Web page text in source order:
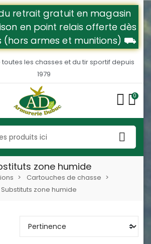
retrait gratuit en magasin
en point relais offerte dès
(hors armes et munitions) ⛟
les chasses et du tir sportif depuis
1979
0
zone humide
Cartouches de chasse
Substituts zone humide